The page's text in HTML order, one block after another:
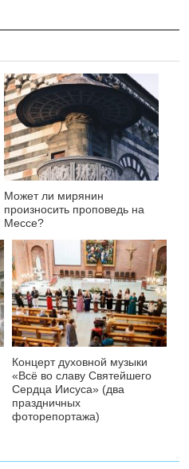
Может ли мирянин
произносить проповедь на
Мессе?
Концерт духовной музыки
«Всё во славу Святейшего
Сердца Иисуса» (два
праздничных
фоторепортажа)